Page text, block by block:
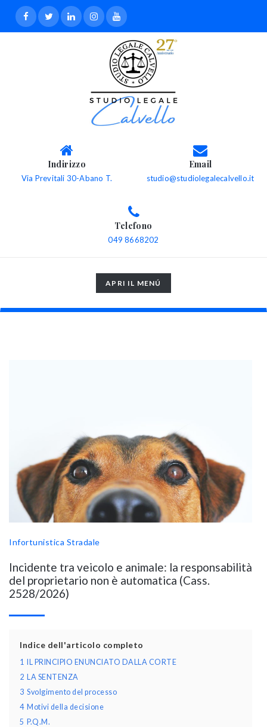
Indirizzo
Via Previtali 30-Abano T.
Email
studio@studiolegalecalvello.it
Telefono
049 8668202
TOGGLE
NAVIGATION
APRI IL MENÚ
Infortunistica Stradale
Incidente tra veicolo e animale: la responsabilità
del proprietario non è automatica (Cass.
2528/2026)
Indice dell'articolo completo
1
IL PRINCIPIO ENUNCIATO DALLA CORTE
2
LA SENTENZA
3 Svolgimento del processo
4 Motivi della decisione
5 P.Q.M.